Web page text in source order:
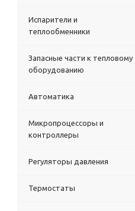
Испарители и
теплообменники
Запасные части к тепловому
оборудованию
Автоматика
Микропроцессоры и
контроллеры
Регуляторы давления
Термостаты